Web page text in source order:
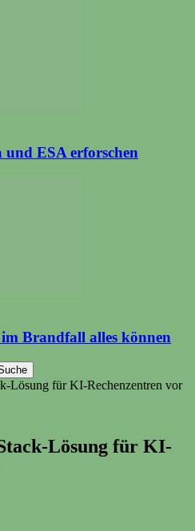
und ESA erforschen
Brandfall alles können
Lösung für KI-Rechenzentren vor
Lösung für KI-